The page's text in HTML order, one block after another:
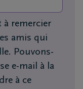
à remercier
amis qui
Pouvons-
e-mail à la
à ce